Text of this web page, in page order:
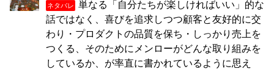
ネタバレ
単なる「自分たちが楽しければいい」的な
話ではなく、喜びを追求しつつ顧客と友好的に交
わり・プロダクトの品質を保ち・しっかり売上を
つくる、そのためにメンローがどんな取り組みを
しているか、が率直に書かれているように思え